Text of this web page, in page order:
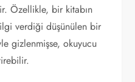
Özellikle, bir kitabın
verdiği düşünülen bir
gizlenmişse, okuyucu